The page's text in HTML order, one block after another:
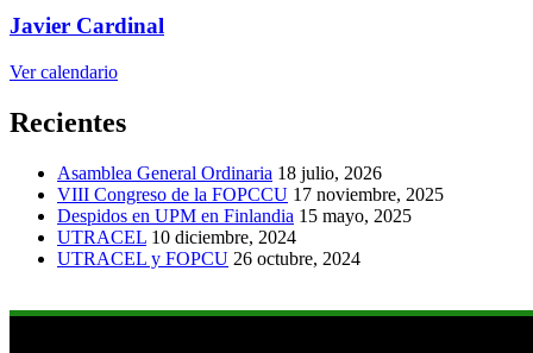
Javier Cardinal
Ver calendario
Recientes
Asamblea General Ordinaria 18 julio, 2026
VIII Congreso de la FOPCCU 17 noviembre, 2025
Despidos en UPM en Finlandia 15 mayo, 2025
UTRACEL 10 diciembre, 2024
UTRACEL y FOPCU 26 octubre, 2024